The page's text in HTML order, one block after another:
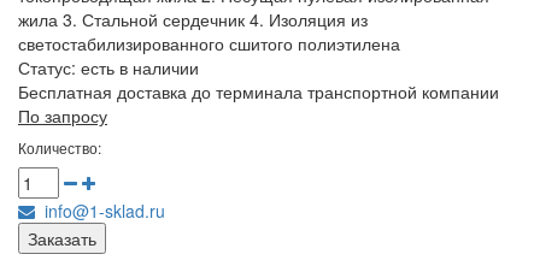
жила 3. Стальной сердечник 4. Изоляция из
светостабилизированного сшитого полиэтилена
Статус: есть в наличии
Бесплатная доставка до терминала транспортной компании
По запросу
Количество:
info@1-sklad.ru
Заказать